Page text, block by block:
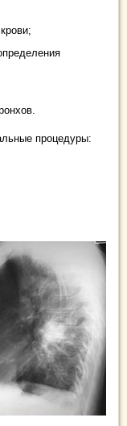
процедуры: